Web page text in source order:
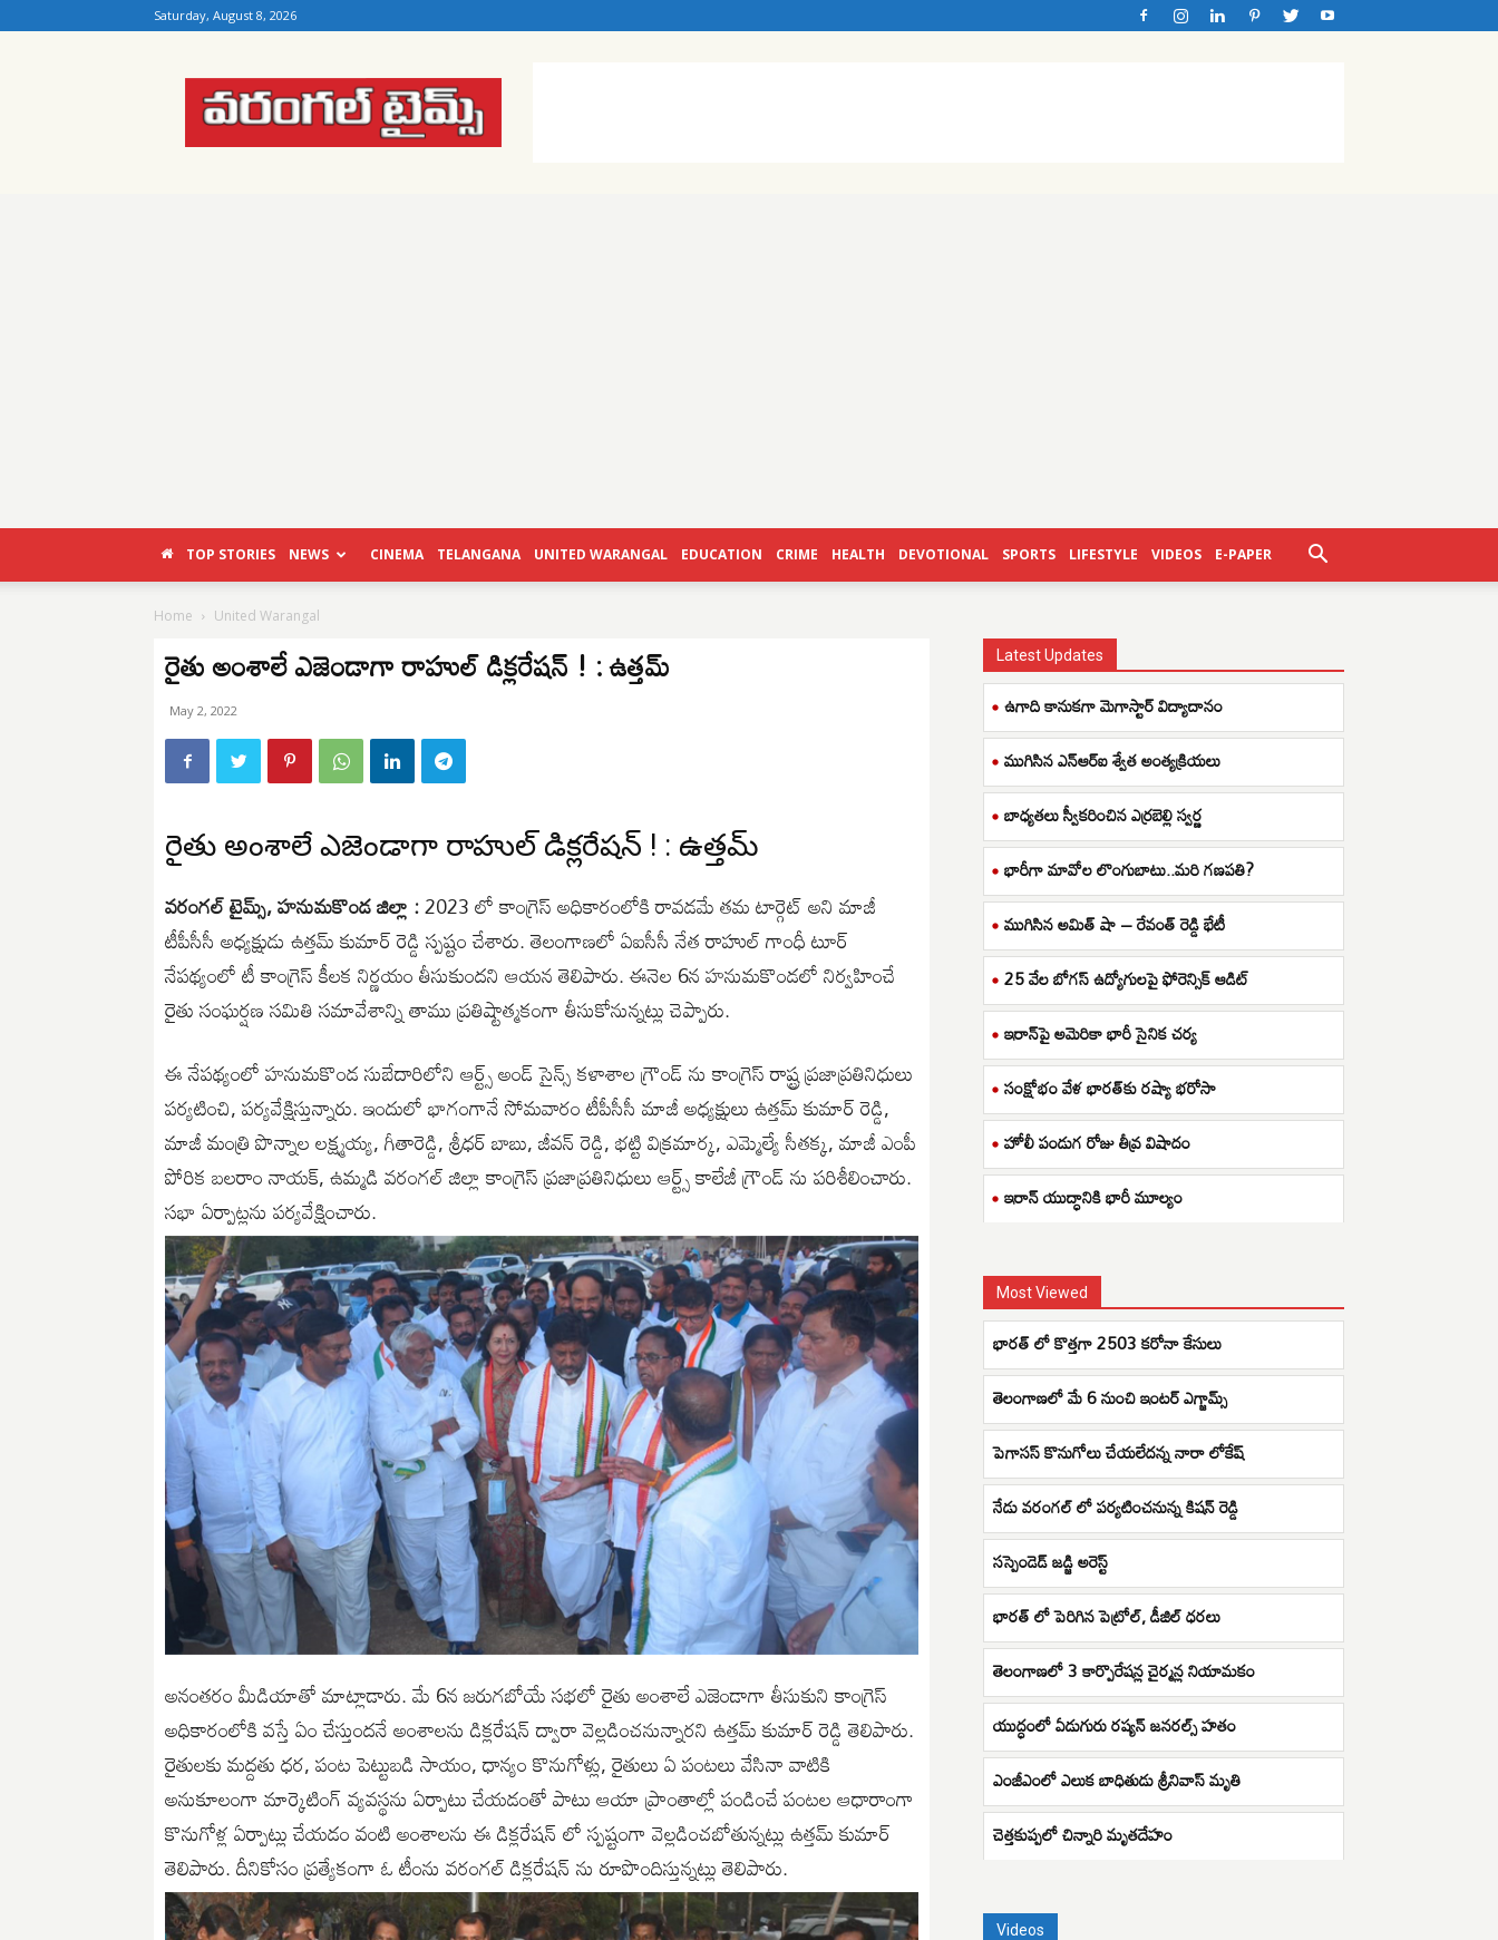
Saturday, August 8, 2026
Warangal
Times
TOP STORIES NEWS CINEMA TELANGANA UNITED WARANGAL EDUCATION CRIME HEALTH DEVOTIONAL SPORTS LIFESTYLE VIDEOS E-PAPER
Home United Warangal
రైతు అంశాలే ఎజెండాగా రాహుల్ డిక్లరేషన్ ! : ఉత్తమ్
May 2, 2022
రైతు అంశాలే ఎజెండాగా రాహుల్ డిక్లరేషన్ ! : ఉత్తమ్
వరంగల్ టైమ్స్, హనుమకొండ జిల్లా :2023 లో కాంగ్రెస్ అధికారంలోకి రావడమే తమ టార్గెట్ అని మాజీ
టీపీసీసీ అధ్యక్షుడు ఉత్తమ్ కుమార్ రెడ్డి స్పష్టం చేశారు. తెలంగాణలో ఏఐసీసీ నేత రాహుల్ గాంధీ టూర్
నేపథ్యంలో టీ కాంగ్రెస్ కీలక నిర్ణయం తీసుకుందని ఆయన తెలిపారు. ఈనెల 6న హనుమకొండలో నిర్వహించే
రైతు సంఘర్షణ సమితి సమావేశాన్ని తాము ప్రతిష్టాత్మకంగా తీసుకోనున్నట్లు చెప్పారు.
ఈ నేపథ్యంలో హనుమకొండ సుబేదారిలోని ఆర్ట్స్ అండ్ సైన్స్ కళాశాల గ్రౌండ్ ను కాంగ్రెస్ రాష్ట్ర ప్రజాప్రతినిధులు
పర్యటించి, పర్యవేక్షిస్తున్నారు. ఇందులో భాగంగానే సోమవారం టీపీసీసీ మాజీ అధ్యక్షులు ఉత్తమ్ కుమార్ రెడ్డి,
మాజీ మంత్రి పొన్నాల లక్ష్మయ్య, గీతారెడ్డి, శ్రీధర్ బాబు, జీవన్ రెడ్డి, భట్టి విక్రమార్క, ఎమ్మెల్యే సీతక్క, మాజీ ఎంపీ
పోరిక బలరాం నాయక్, ఉమ్మడి వరంగల్ జిల్లా కాంగ్రెస్ ప్రజాప్రతినిధులు ఆర్ట్స్ కాలేజీ గ్రౌండ్ ను పరిశీలించారు.
సభా ఏర్పాట్లను పర్యవేక్షించారు.
అనంతరం మీడియాతో మాట్లాడారు. మే 6న జరుగబోయే సభలో రైతు అంశాలే ఎజెండాగా తీసుకుని కాంగ్రెస్
అధికారంలోకి వస్తే ఏం చేస్తుందనే అంశాలను డిక్లరేషన్ ద్వారా వెల్లడించనున్నారని ఉత్తమ్ కుమార్ రెడ్డి తెలిపారు.
రైతులకు మద్దతు ధర, పంట పెట్టుబడి సాయం, ధాన్యం కొనుగోళ్లు, రైతులు ఏ పంటలు వేసినా వాటికి
అనుకూలంగా మార్కెటింగ్ వ్యవస్థను ఏర్పాటు చేయడంతో పాటు ఆయా ప్రాంతాల్లో పండించే పంటల ఆధారాంగా
కొనుగోళ్ల ఏర్పాట్లు చేయడం వంటి అంశాలను ఈ డిక్లరేషన్ లో స్పష్టంగా వెల్లడించబోతున్నట్లు ఉత్తమ్ కుమార్
తెలిపారు. దీనికోసం ప్రత్యేకంగా ఓ టీంను వరంగల్ డిక్లరేషన్ ను రూపొందిస్తున్నట్లు తెలిపారు.
Latest Updates
ఉగాది కానుకగా మెగాస్టార్ విద్యాదానం
ముగిసిన ఎన్ఆర్ఐ శ్వేత అంత్యక్రియలు
బాధ్యతలు స్వీకరించిన ఎర్రబెల్లి స్వర్ణ
భారీగా మావోల లొంగుబాటు..మరి గణపతి?
ముగిసిన అమిత్ షా – రేవంత్ రెడ్డి భేటీ
25 వేల బోగస్ ఉద్యోగులపై ఫోరెన్సిక్ ఆడిట్
ఇరాన్‌పై అమెరికా భారీ సైనిక చర్య
సంక్షోభం వేళ భారత్‌కు రష్యా భరోసా
హోలీ పండుగ రోజు తీవ్ర విషాదం
ఇరాన్ యుద్ధానికి భారీ మూల్యం
Most Viewed
భారత్ లో కొత్తగా 2503 కరోనా కేసులు
తెలంగాణలో మే 6 నుంచి ఇంటర్ ఎగ్జామ్స్
పెగాసస్ కొనుగోలు చేయలేదన్న నారా లోకేష్
నేడు వరంగల్ లో పర్యటించనున్న కిషన్ రెడ్డి
స‌స్పెండెడ్ జ‌డ్జి అరెస్ట్‌
భారత్ లో పెరిగిన పెట్రోల్, డీజిల్ ధరలు
తెలంగాణలో 3 కార్పొరేషన్ల చైర్మన్ల నియామకం
యుద్ధంలో ఏడుగురు రష్యన్ జనరల్స్ హతం
ఎంజీఎంలో ఎలుక బాధితుడు శ్రీనివాస్ మృతి
చెత్తకుప్పలో చిన్నారి మృతదేహం
Videos